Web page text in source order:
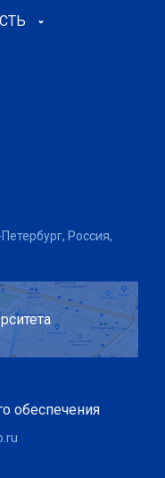
Россия,
обеспечения